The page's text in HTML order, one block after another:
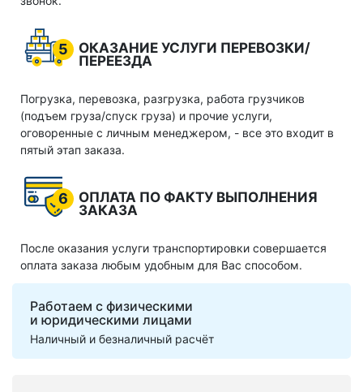
5
ОКАЗАНИЕ УСЛУГИ ПЕРЕВОЗКИ/
ПЕРЕЕЗДА
Погрузка, перевозка, разгрузка, работа грузчиков
(подъем груза/спуск груза) и прочие услуги,
оговоренные с личным менеджером, - все это входит в
пятый этап заказа.
6
ОПЛАТА ПО ФАКТУ ВЫПОЛНЕНИЯ
ЗАКАЗА
После оказания услуги транспортировки совершается
оплата заказа любым удобным для Вас способом.
Работаем с физическими
и юридическими лицами
Наличный и безналичный расчёт